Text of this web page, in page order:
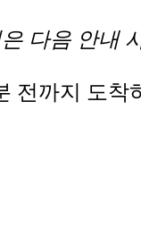
다음 안내
전까지 도착